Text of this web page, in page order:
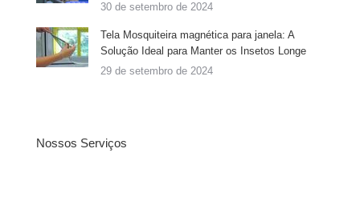
30 de setembro de 2024
Tela Mosquiteira magnética para janela: A
Solução Ideal para Manter os Insetos Longe
29 de setembro de 2024
Nossos Serviços